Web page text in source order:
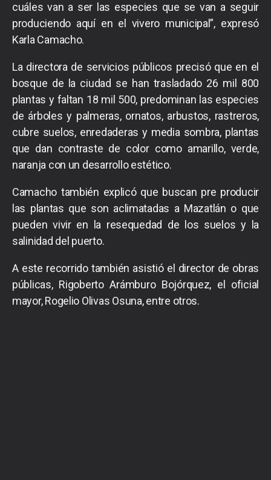
cuáles van a ser las especies que se van a seguir
produciendo aquí en el vivero municipal”, expresó
Karla Camacho.
La directora de servicios públicos precisó que en el
bosque de la ciudad se han trasladado 26 mil 800
plantas y faltan 18 mil 500, predominan las especies
de árboles y palmeras, ornatos, arbustos, rastreros,
cubre suelos, enredaderas y media sombra, plantas
que dan contraste de color como amarillo, verde,
naranja con un desarrollo estético.
Camacho también explicó que buscan pre producir
las plantas que son aclimatadas a Mazatlán o que
pueden vivir en la resequedad de los suelos y la
salinidad del puerto.
A este recorrido también asistió el director de obras
públicas, Rigoberto Arámburo Bojórquez, el oficial
mayor, Rogelio Olivas Osuna, entre otros.